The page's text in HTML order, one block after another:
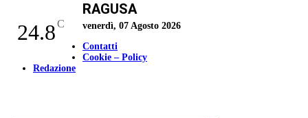
24.8C
RAGUSA
venerdì, 07 Agosto 2026
Contatti
Cookie – Policy
Redazione